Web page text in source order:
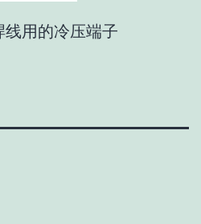
线用的冷压端子